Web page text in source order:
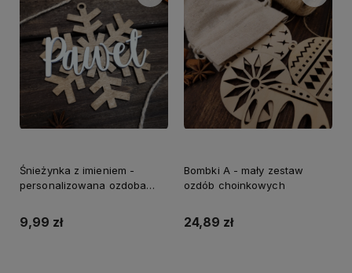
Śnieżynka z imieniem -
personalizowana ozdoba
9,99 zł
Bombki A - mały zestaw
ozdób choinkowych
24,89 zł